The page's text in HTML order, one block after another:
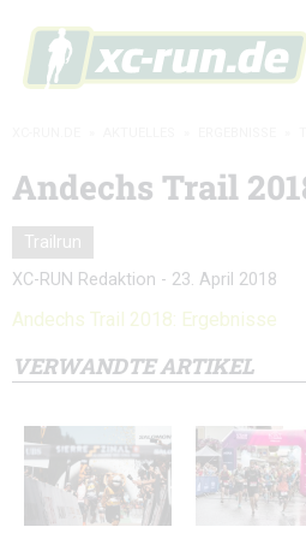
Andechs Trail
Trailrun
XC-RUN Redaktion - 23. April 2018
Andechs Trail 2018: Ergebnisse
VERWANDTE ARTIKEL